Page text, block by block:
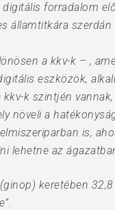
forradalom
a kkv-k – ,
eszközök,
k szintjén
a
is,
lehetne az
keretében